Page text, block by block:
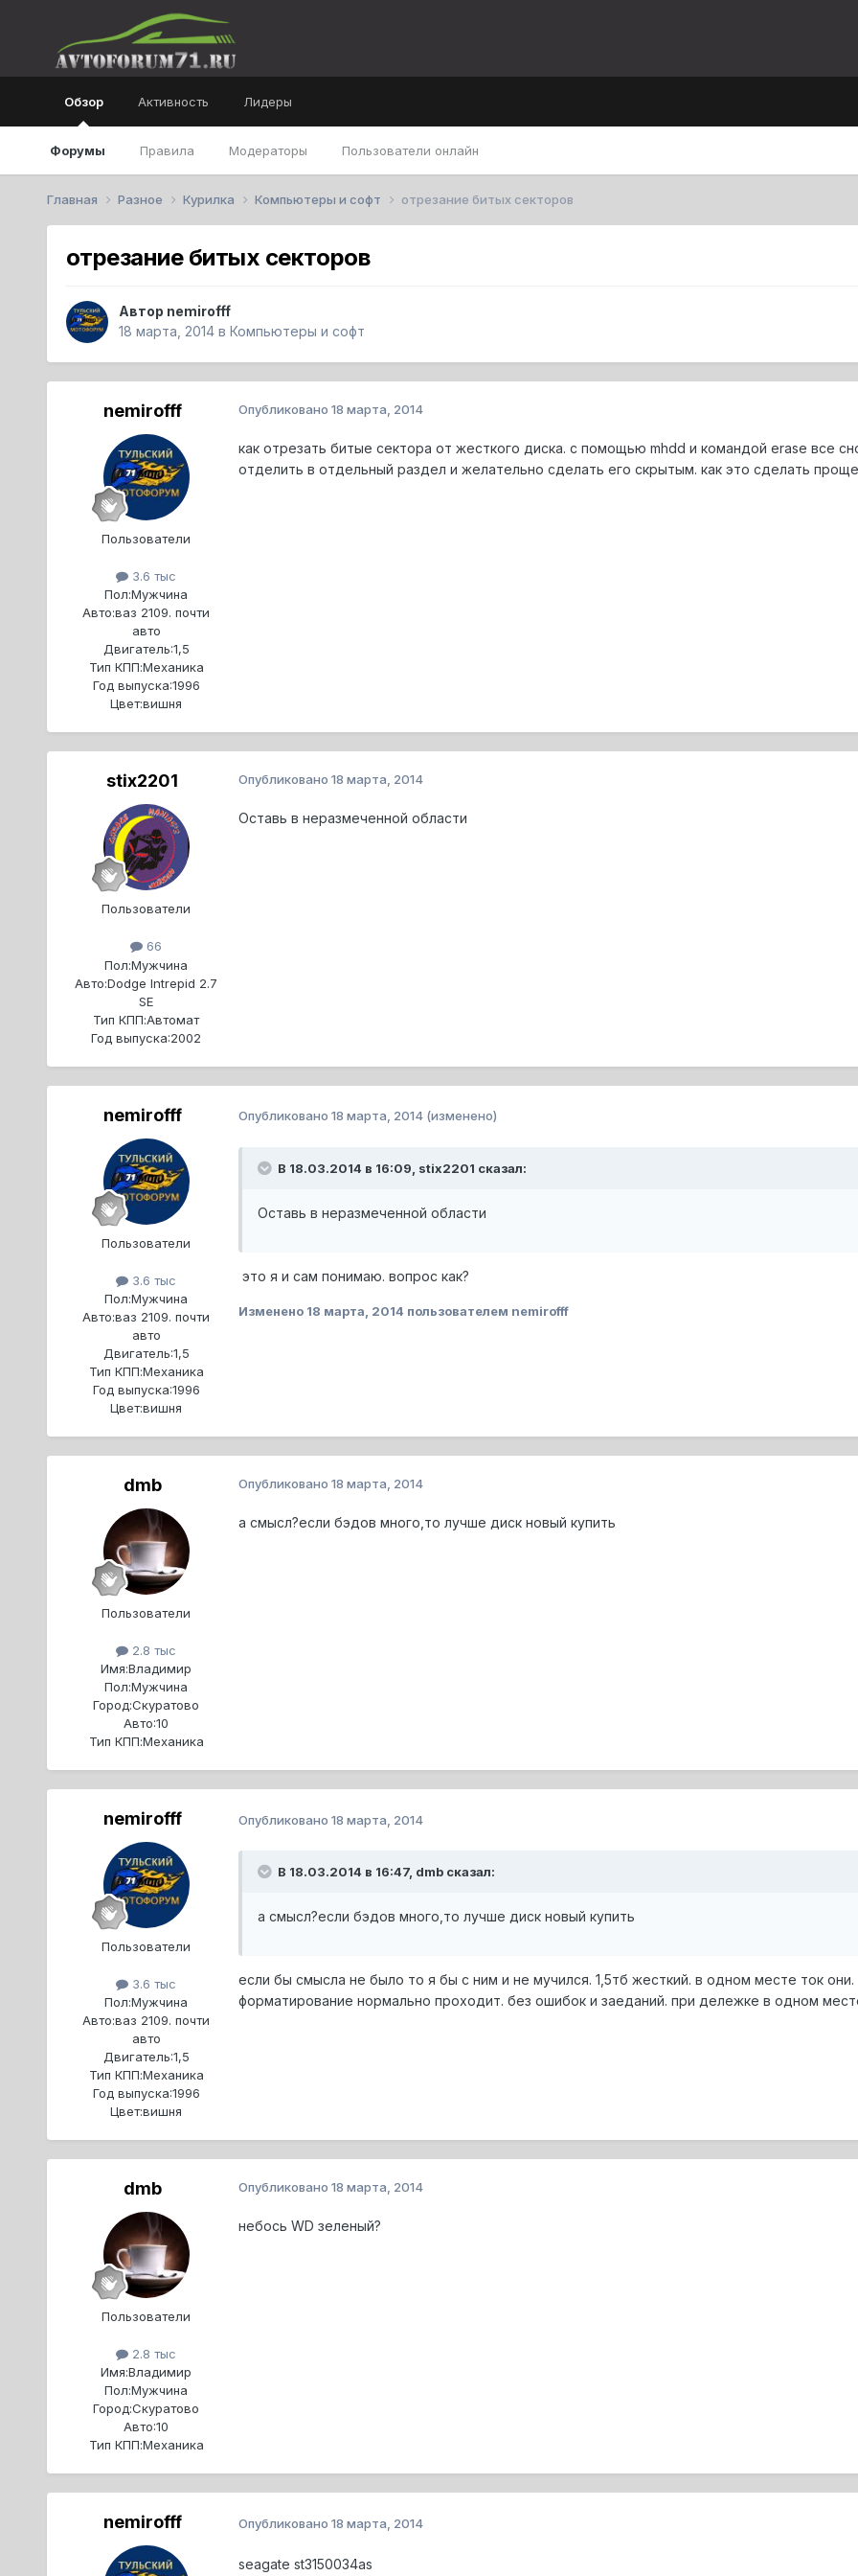
Обзор
Форумы Правила Модераторы Пользователи онлайн
Активность Лидеры
Главная Разное Курилка Компьютеры и софт отрезание битых секторов
отрезание битых секторов
Автор nemirofff
18 марта, 2014в Компьютеры и софт
nemirofff
Пользователи
3.6 тыс
Пол:Мужчина
Авто:ваз 2109. почти
авто
Двигатель:1,5
Тип КПП:Механика
Год выпуска:1996
Цвет:вишня
Опубликовано 18 марта, 2014
как отрезать битые сектора от жесткого диска. с помощью mhdd и командой erase все
отделить в отдельный раздел и желательно сделать его скрытым. как это сделать
stix2201
Пользователи
66
Пол:Мужчина
Авто:Dodge Intrepid 2.7
SE
Тип КПП:Автомат
Год выпуска:2002
Опубликовано 18 марта, 2014
Оставь в неразмеченной области
nemirofff
Пользователи
3.6 тыс
Пол:Мужчина
Авто:ваз 2109. почти
авто
Двигатель:1,5
Тип КПП:Механика
Год выпуска:1996
Цвет:вишня
Опубликовано 18 марта, 2014 (изменено)
В 18.03.2014 в 16:09, stix2201 сказал:
Оставь в неразмеченной области
это я и сам понимаю. вопрос как?
Изменено 18 марта, 2014 пользователем nemirofff
dmb
Пользователи
2.8 тыс
Имя:Владимир
Пол:Мужчина
Город:Скуратово
Авто:10
Тип КПП:Механика
Опубликовано 18 марта, 2014
а смысл?если бэдов много,то лучше диск новый купить
nemirofff
Пользователи
3.6 тыс
Пол:Мужчина
Авто:ваз 2109. почти
авто
Двигатель:1,5
Тип КПП:Механика
Год выпуска:1996
Цвет:вишня
Опубликовано 18 марта, 2014
В 18.03.2014 в 16:47, dmb сказал:
а смысл?если бэдов много,то лучше диск новый купить
если бы смысла не было то я бы с ним и не мучился. 1,5тб жесткий. в одном месте ток
форматирование нормально проходит. без ошибок и заеданий. при дележке в одном
dmb
Пользователи
2.8 тыс
Имя:Владимир
Пол:Мужчина
Город:Скуратово
Авто:10
Тип КПП:Механика
Опубликовано 18 марта, 2014
небось WD зеленый?
nemirofff Опубликовано 18 марта, 2014
seagate st3150034as